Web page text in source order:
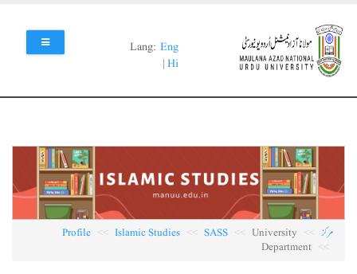
main
content
Lang: Eng
| Hi
مرکز SASS
Islamic Studies
Profile